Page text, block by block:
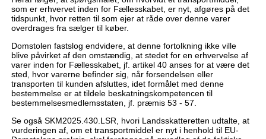
som er erhvervet inden for Fællesskabet, er nyt, afgøres på det
tidspunkt, hvor retten til som ejer at råde over denne varer
overdrages fra sælger til køber.
Domstolen fastslog endvidere, at denne fortolkning ikke ville
blive påvirket af den omstændig, at stedet for en erhvervelse af
varer inden for Fællesskabet, jf. artikel 40 anses for at være det
sted, hvor varerne befinder sig, når forsendelsen eller
transporten til kunden afsluttes, idet formålet med denne
bestemmelse er at tildele beskatningskompetencen til
bestemmelsesmedlemsstaten, jf. præmis 53 - 57.
Se også SKM2025.430.LSR, hvori Landsskatteretten udtalte, at
vurderingen af, om et transportmiddel er nyt i henhold til EU-